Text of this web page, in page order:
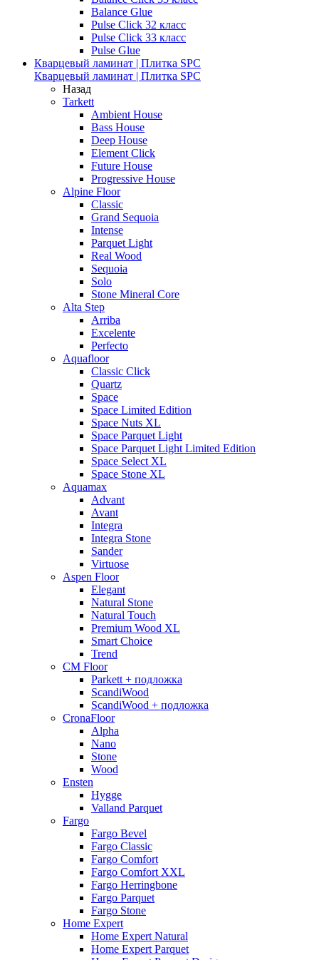
Balance Glue
Pulse Click 32 класс
Pulse Click 33 класс
Pulse Glue
Кварцевый ламинат | Плитка SPC
Кварцевый ламинат | Плитка SPC
Назад
Tarkett
Ambient House
Bass House
Deep House
Element Click
Future House
Progressive House
Alpine Floor
Classic
Grand Sequoia
Intense
Parquet Light
Real Wood
Sequoia
Solo
Stone Mineral Core
Alta Step
Arriba
Excelente
Perfecto
Aquafloor
Classic Click
Quartz
Space
Space Limited Edition
Space Nuts XL
Space Parquet Light
Space Parquet Light Limited Edition
Space Select XL
Space Stone XL
Aquamax
Advant
Avant
Integra
Integra Stone
Sander
Virtuose
Aspen Floor
Elegant
Natural Stone
Natural Touch
Premium Wood XL
Smart Choice
Trend
CM Floor
Parkett + подложка
ScandiWood
ScandiWood + подложка
CronaFloor
Alpha
Nano
Stone
Wood
Ensten
Hygge
Valland Parquet
Fargo
Fargo Bevel
Fargo Classic
Fargo Comfort
Fargo Comfort XXL
Fargo Herringbone
Fargo Parquet
Fargo Stone
Home Expert
Home Expert Natural
Home Expert Parquet